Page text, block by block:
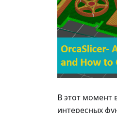
В этот момент
интересных